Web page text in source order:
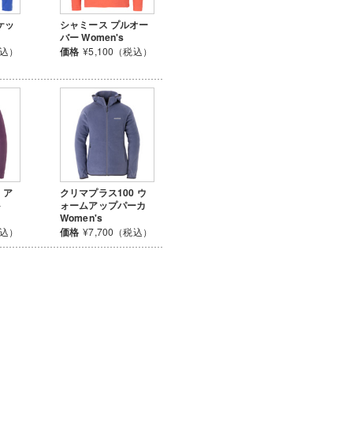
ッ
）
シャミース プルオー
バー Women's
価格 ¥5,100（税込）
ア
）
クリマプラス100 ウ
ォームアップパーカ
Women's
価格 ¥7,700（税込）